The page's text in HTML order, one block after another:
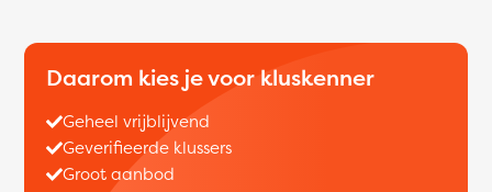
Daarom kies je voor kluskenner
Geheel vrijblijvend
Geverifieerde klussers
Groot aanbod